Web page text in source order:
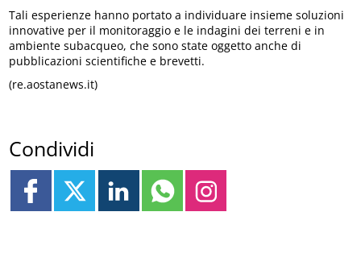
Tali esperienze hanno portato a individuare insieme soluzioni
innovative per il monitoraggio e le indagini dei terreni e in
ambiente subacqueo, che sono state oggetto anche di
pubblicazioni scientifiche e brevetti.
(re.aostanews.it)
Condividi